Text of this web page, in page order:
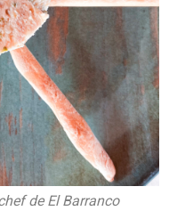
de El Barranco